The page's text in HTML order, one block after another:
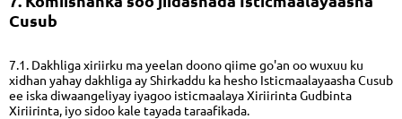
Cusub
7.1. Dakhliga xiriirku ma yeelan doono qiime go'an oo wuxuu ku
xidhan yahay dakhliga ay Shirkaddu ka hesho Isticmaalayaasha Cusub
ee iska diwaangeliyay iyagoo isticmaalaya Xiriirinta Gudbinta
Xiriirinta, iyo sidoo kale tayada taraafikada.